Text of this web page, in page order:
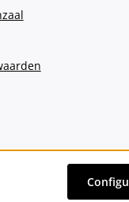
verzendkostenen